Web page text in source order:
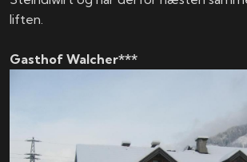
liften.
Gasthof Walcher***